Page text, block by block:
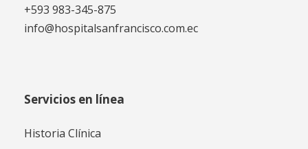
+593 983-345-875
info@hospitalsanfrancisco.com.ec
Servicios en línea
Historia Clínica